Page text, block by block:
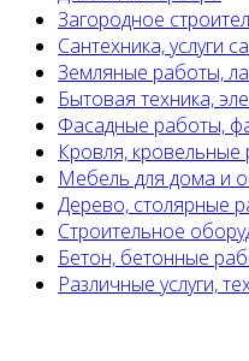
Загородное
Сантехника, услуги
Земляные работы,
Бытовая техника,
Фасадные работы,
Кровля, кровельные
Мебель для дома и
Дерево, столярные
Строительное
Бетон, бетонные
Различные услуги,